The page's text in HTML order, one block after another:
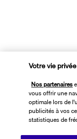
Portugal, De
Autotour Portugal
1 099 € /pers
7 nuits,vol inclus
Votre vie
Nos partenaires
vous offrir une
optimale lors de
publicités à vos
statistiques de